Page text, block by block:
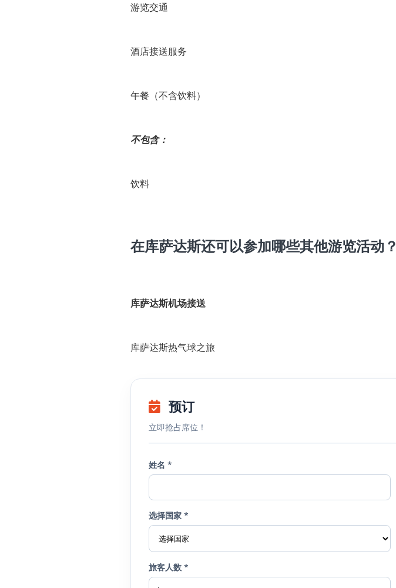
游览交通
酒店接送服务
午餐（不含饮料）
不包含：
饮料
在库萨达斯还可以参加哪些其他游览活动？
库萨达斯机场接送
库萨达斯热气球之旅
预订
立即抢占席位！
姓名 *
选择国家 *
旅客人数 *